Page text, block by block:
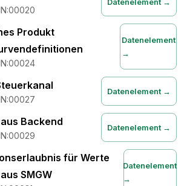
Produkt
Datenelement
→
Datenelement →
Backend Datenelement →
für Werte
SMGW
Datenelement
→